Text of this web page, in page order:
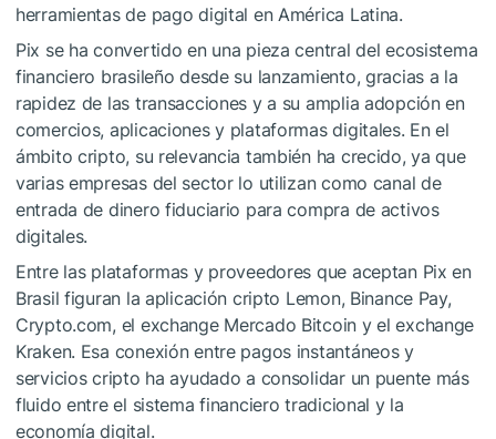
herramientas de pago digital en América Latina.
Pix se ha convertido en una pieza central del ecosistema
financiero brasileño desde su lanzamiento, gracias a la
rapidez de las transacciones y a su amplia adopción en
comercios, aplicaciones y plataformas digitales. En el
ámbito cripto, su relevancia también ha crecido, ya que
varias empresas del sector lo utilizan como canal de
entrada de dinero fiduciario para compra de activos
digitales.
Entre las plataformas y proveedores que aceptan Pix en
Brasil figuran la aplicación cripto Lemon, Binance Pay,
Crypto.com, el exchange Mercado Bitcoin y el exchange
Kraken. Esa conexión entre pagos instantáneos y
servicios cripto ha ayudado a consolidar un puente más
fluido entre el sistema financiero tradicional y la
economía digital.